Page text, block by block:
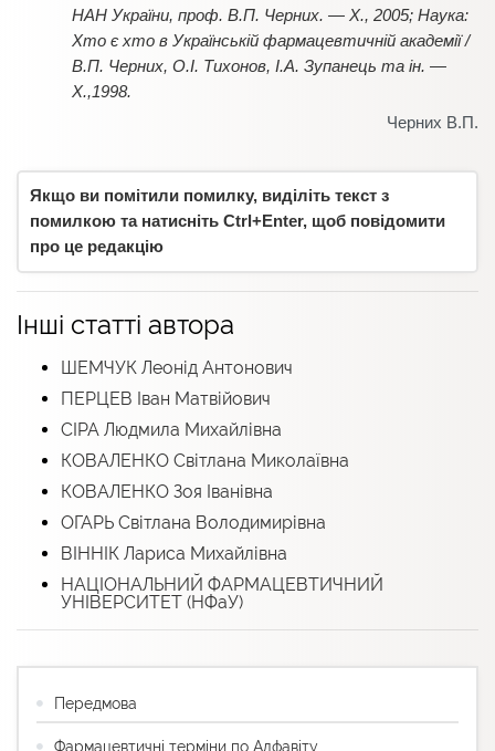
НАН України, проф. В.П. Черних. — Х., 2005; Наука:
Хто є хто в Українській фармацевтичній академії /
В.П. Черних, О.І. Тихонов, І.А. Зупанець та ін. —
Х.,1998.
Черних В.П.
Якщо ви помітили помилку, виділіть текст з
помилкою та натисніть Ctrl+Enter, щоб повідомити
про це редакцію
Інші статті автора
ШЕМЧУК Леонід Антонович
ПЕРЦЕВ Іван Матвійович
СІРА Людмила Михайлівна
КОВАЛЕНКО Світлана Миколаївна
КОВАЛЕНКО Зоя Іванівна
ОГАРЬ Світлана Володимирівна
ВІННІК Лариса Михайлівна
НАЦІОНАЛЬНИЙ ФАРМАЦЕВТИЧНИЙ
УНІВЕРСИТЕТ (НФаУ)
Передмова
Фармацевтичні терміни по Алфавіту